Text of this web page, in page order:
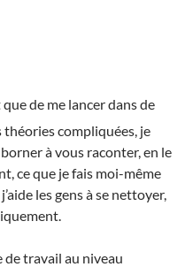
de me lancer dans de
théories compliquées, je
à vous raconter, en le
ce que je fais moi-même
les gens à se nettoyer,
de travail au niveau